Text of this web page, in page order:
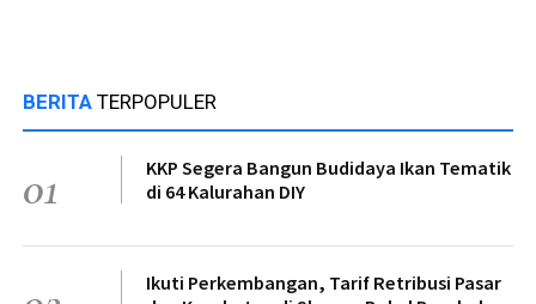
BERITA TERPOPULER
01
KKP Segera Bangun Budidaya Ikan Tematik
di 64 Kalurahan DIY
Ikuti Perkembangan, Tarif Retribusi Pasar